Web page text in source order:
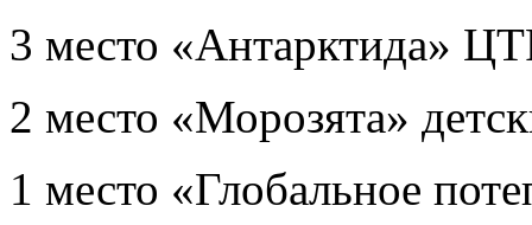
3 место «Антарктида»
2 место «Морозята»
1 место «Глобальное